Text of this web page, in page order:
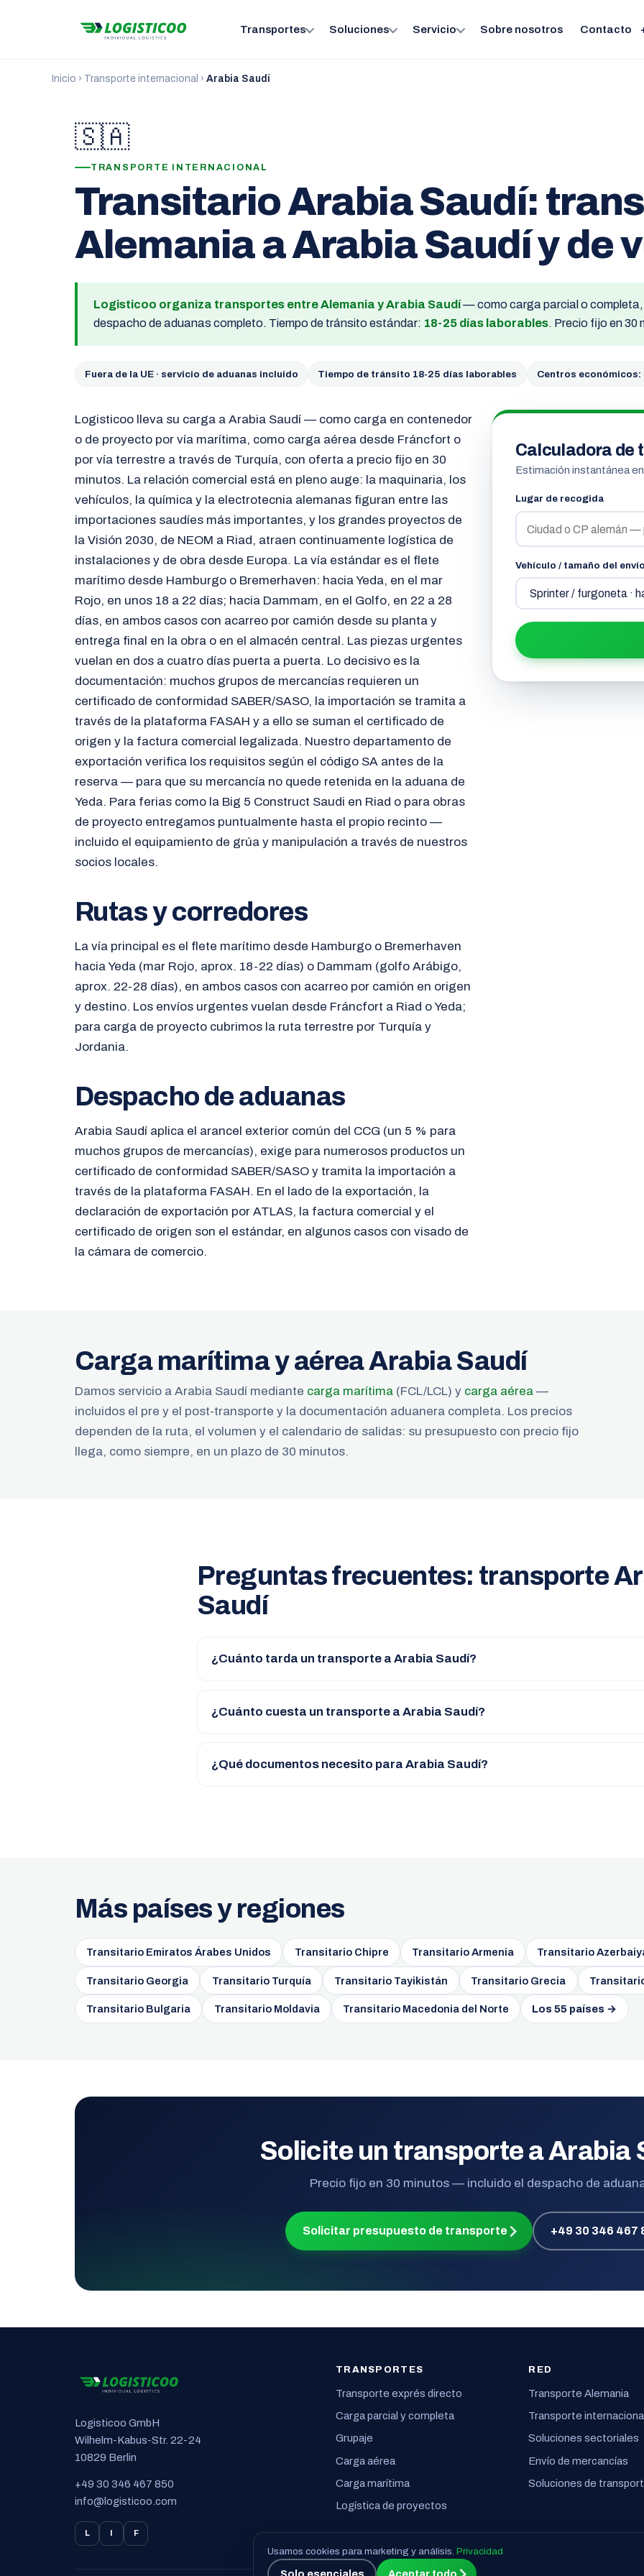
Transportes Soluciones Servicio Sobre nosotros Contacto
Inicio › Transporte internacional › Arabia Saudí
🇸🇦
TRANSPORTE INTERNACIONAL
Transitario Arabia Saudí:
Alemania a Arabia Saudí y de
Logisticoo organiza transportes entre Alemania y Arabia Saudí— como carga parcial o completa,
despacho de aduanas completo. Tiempo de tránsito estándar: 18-25 días laborables. Precio fijo en 30
Fuera de la UE · servicio de aduanas incluido Tiempo de tránsito 18-25 días laborables Centros económicos:
Logisticoo lleva su carga a Arabia Saudí — como carga en contenedor
o de proyecto por vía marítima, como carga aérea desde Fráncfort o
por vía terrestre a través de Turquía, con oferta a precio fijo en 30
minutos. La relación comercial está en pleno auge: la maquinaria, los
vehículos, la química y la electrotecnia alemanas figuran entre las
importaciones saudíes más importantes, y los grandes proyectos de
la Visión 2030, de NEOM a Riad, atraen continuamente logística de
instalaciones y de obra desde Europa. La vía estándar es el flete
marítimo desde Hamburgo o Bremerhaven: hacia Yeda, en el mar
Rojo, en unos 18 a 22 días; hacia Dammam, en el Golfo, en 22 a 28
días, en ambos casos con acarreo por camión desde su planta y
entrega final en la obra o en el almacén central. Las piezas urgentes
vuelan en dos a cuatro días puerta a puerta. Lo decisivo es la
documentación: muchos grupos de mercancías requieren un
certificado de conformidad SABER/SASO, la importación se tramita a
través de la plataforma FASAH y a ello se suman el certificado de
origen y la factura comercial legalizada. Nuestro departamento de
exportación verifica los requisitos según el código SA antes de la
reserva — para que su mercancía no quede retenida en la aduana de
Yeda. Para ferias como la Big 5 Construct Saudi en Riad o para obras
de proyecto entregamos puntualmente hasta el propio recinto —
incluido el equipamiento de grúa y manipulación a través de nuestros
socios locales.
Rutas y corredores
La vía principal es el flete marítimo desde Hamburgo o Bremerhaven
hacia Yeda (mar Rojo, aprox. 18-22 días) o Dammam (golfo Arábigo,
aprox. 22-28 días), en ambos casos con acarreo por camión en origen
y destino. Los envíos urgentes vuelan desde Fráncfort a Riad o Yeda;
para carga de proyecto cubrimos la ruta terrestre por Turquía y
Jordania.
Despacho de aduanas
Arabia Saudí aplica el arancel exterior común del CCG (un 5 % para
muchos grupos de mercancías), exige para numerosos productos un
certificado de conformidad SABER/SASO y tramita la importación a
través de la plataforma FASAH. En el lado de la exportación, la
declaración de exportación por ATLAS, la factura comercial y el
certificado de origen son el estándar, en algunos casos con visado de
la cámara de comercio.
Calculadora de
Estimación instantánea
Lugar de recogida
Vehículo / tamaño del envío
Carga marítima y aérea Arabia Saudí
Damos servicio a Arabia Saudí mediante carga marítima (FCL/LCL) y carga aérea —
incluidos el pre y el post-transporte y la documentación aduanera completa. Los precios
dependen de la ruta, el volumen y el calendario de salidas: su presupuesto con precio fijo
llega, como siempre, en un plazo de 30 minutos.
Preguntas frecuentes: transporte
Saudí
¿Cuánto tarda un transporte a Arabia Saudí?
¿Cuánto cuesta un transporte a Arabia Saudí?
¿Qué documentos necesito para Arabia Saudí?
Más países y regiones
Transitario Emiratos Árabes Unidos Transitario Chipre Transitario Armenia Transitario
Transitario Georgia Transitario Turquía Transitario Tayikistán Transitario Grecia
Transitario Bulgaria Transitario Moldavia Transitario Macedonia del Norte Los 55 países →
Solicite un transporte a Arabia
Precio fijo en 30 minutos — incluido el despacho de
Solicitar presupuesto de transporte +49 30 346 467
Logisticoo GmbH
Wilhelm-Kabus-Str. 22-24
10829 Berlin
+49 30 346 467 850
info@logisticoo.com
L F
TRANSPORTES
Transporte exprés directo
Carga parcial y completa
Grupaje
Carga aérea
Carga marítima
Logística de proyectos
RED
Transporte Alemania
Transporte internacional
Soluciones sectoriales
Envío de mercancías
Soluciones de
Usamos cookies para marketing y análisis.Privacidad
Solo esenciales Aceptar todo